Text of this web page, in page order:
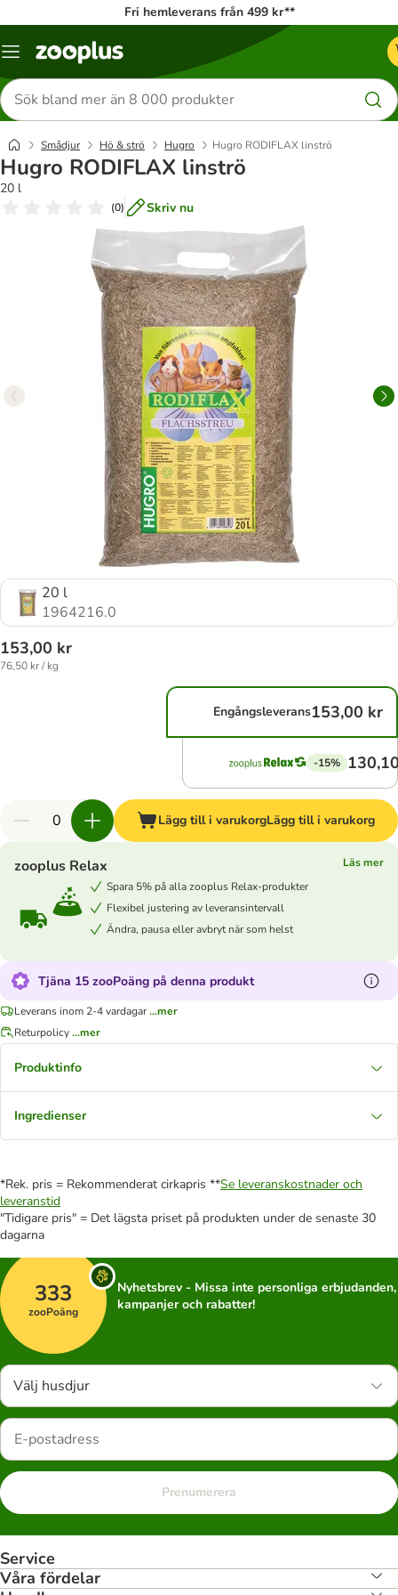
Fri hemleverans från 499 kr**
Katalogmeny
Sök
efter
produkter
Smådjur Hö & strö Hugro Hugro RODIFLAX linströ
Hugro RODIFLAX linströ
20 l
(0) Skriv nu
20 l
1964216.0
153,00 kr
76,50 kr / kg
Engångsleverans153,00 kr
-15%
Lägg till i varukorgLägg till i varukorg
zooplus Relax
Läs mer
Spara 5% på alla zooplus Relax-produkter
Flexibel justering av leveransintervall
Ändra, pausa eller avbryt när som helst
Tjäna 15 zooPoäng på denna produkt
Leverans inom 2-4 vardagar...mer
Returpolicy...mer
Produktinfo
Ingredienser
*Rek. pris = Rekommenderat cirkapris **Se leveranskostnader och
leveranstid
"Tidigare pris" = Det lägsta priset på produkten under de senaste 30
dagarna
333
zooPoäng
Nyhetsbrev - Missa inte personliga erbjudanden,
kampanjer och rabatter!
Välj husdjur
Prenumerera
Service
Våra fördelar